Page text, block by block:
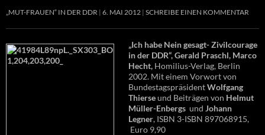
„MUT-FRAUEN“ IN DER DDR 6. MAI 2012 SCHREIBE EINEN KOMMENTAR
„Ich habe Nein gesagt- Zivilcourage
in der DDR“, Gerald Praschl, Marco
Hecht, Homilius-Verlag, Berlin
2002. Mit einem Vorwort von
BundestagspräsidentWolfgang
Thierseund Beiträgen von Helmut
Müller-Enbergs und Johann
Legner, ISBN 3-ISBN 897068915,
Euro 9,90